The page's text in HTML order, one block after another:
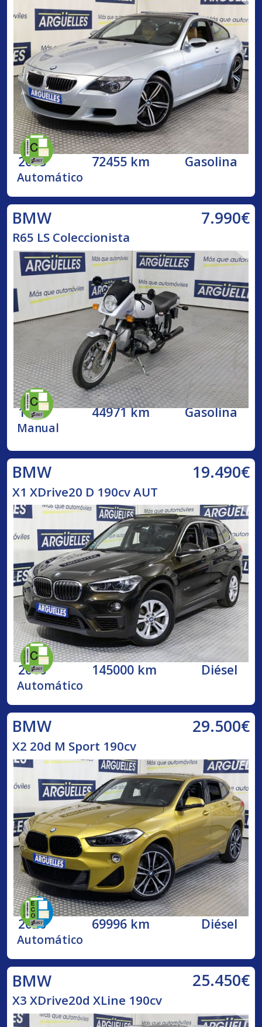
2005 72455 km Gasolina
Automático
BMW 7.990€
R65 LS Coleccionista
1984 44971 km Gasolina
Manual
BMW 19.490€
X1 XDrive20 D 190cv AUT
2016 145000 km Diésel
Automático
BMW 29.500€
X2 20d M Sport 190cv
2020 69996 km Diésel
Automático
BMW 25.450€
X3 XDrive20d XLine 190cv